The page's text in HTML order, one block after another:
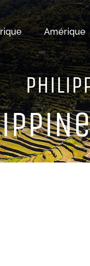
Amérique